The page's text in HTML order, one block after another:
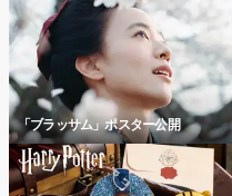
「ブラッサム」ポスター公開